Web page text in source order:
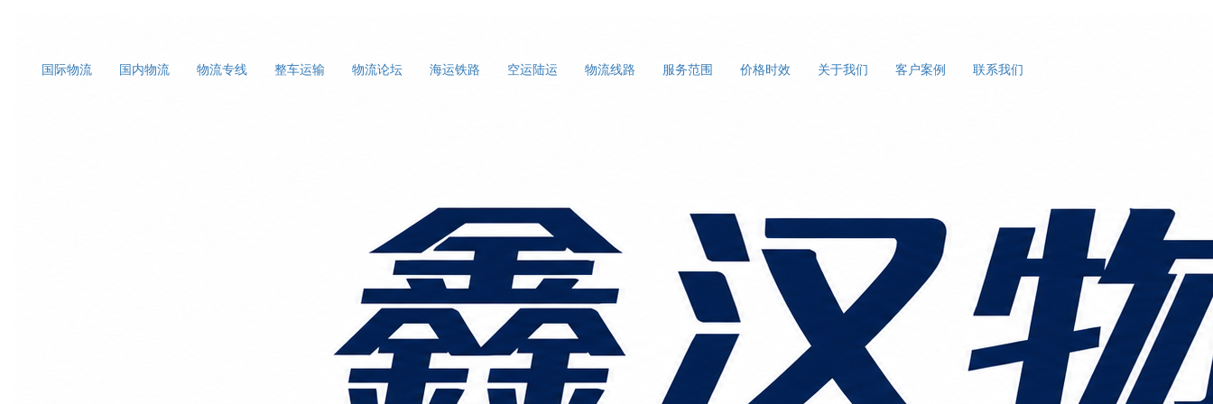
国际物流 国内物流 物流专线 整车运输 物流论坛 海运铁路 空运陆运 物流线路 服务范围 价格时效 关于我们 客户案例 联系我们
广州到保加利亚空运-深圳到保加利亚空运